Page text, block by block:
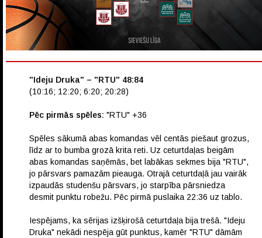
"Ideju Druka" – "RTU" 48:84
(10:16; 12:20; 6:20; 20:28)
Pēc pirmās spēles: "RTU" +36
Spēles sākumā abas komandas vēl centās piešaut grozus,
līdz ar to bumba grozā krita reti. Uz ceturtdaļas beigām
abas komandas saņēmās, bet labākas sekmes bija "RTU",
jo pārsvars pamazām pieauga. Otrajā ceturtdaļā jau vairāk
izpaudās studenšu pārsvars, jo starpība pārsniedza
desmit punktu robežu. Pēc pirmā puslaika 22:36 uz tablo.
Iespējams, ka sērijas izšķirošā ceturtdaļa bija trešā. "Ideju
Druka" nekādi nespēja gūt punktus, kamēr "RTU" dāmām